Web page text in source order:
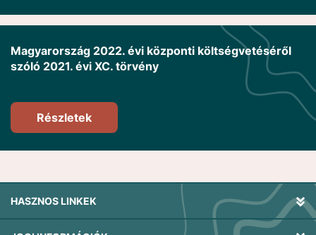
Magyarország 2022. évi központi költségvetéséről
szóló 2021. évi XC. törvény
Részletek
HASZNOS LINKEK